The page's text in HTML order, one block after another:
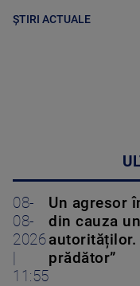
ȘTIRI ACTUALE
08-
08-
2026
11:55
Un agresor
din cauza
autorităților.
prădător”